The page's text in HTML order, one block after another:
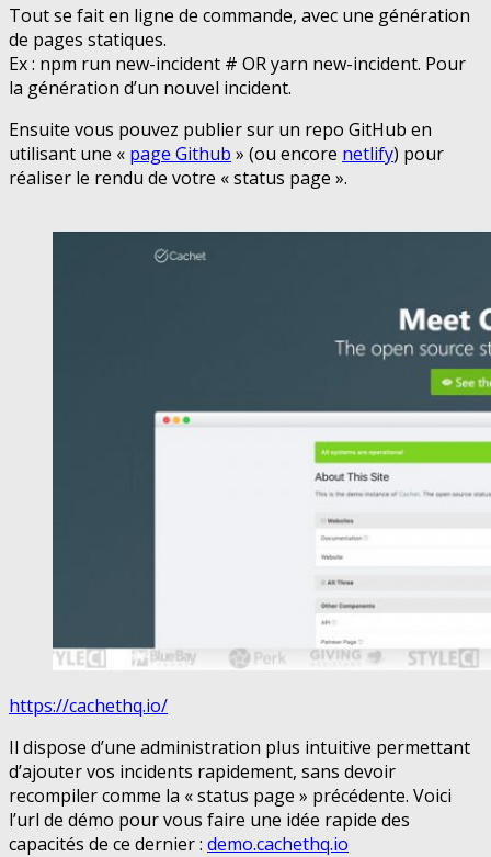
Tout se fait en ligne de commande, avec une génération
de pages statiques.
Ex : npm run new-incident # OR yarn new-incident. Pour
la génération d’un nouvel incident.
Ensuite vous pouvez publier sur un repo GitHub en
utilisant une « page Github » (ou encore netlify) pour
réaliser le rendu de votre « status page ».
https://cachethq.io/
Il dispose d’une administration plus intuitive permettant
d’ajouter vos incidents rapidement, sans devoir
recompiler comme la « status page » précédente. Voici
l’url de démo pour vous faire une idée rapide des
capacités de ce dernier : demo.cachethq.io